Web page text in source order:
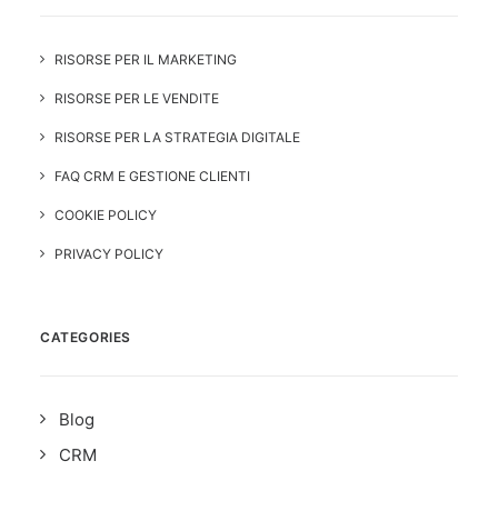
RISORSE PER IL MARKETING
RISORSE PER LE VENDITE
RISORSE PER LA STRATEGIA DIGITALE
FAQ CRM E GESTIONE CLIENTI
COOKIE POLICY
PRIVACY POLICY
CATEGORIES
Blog
CRM